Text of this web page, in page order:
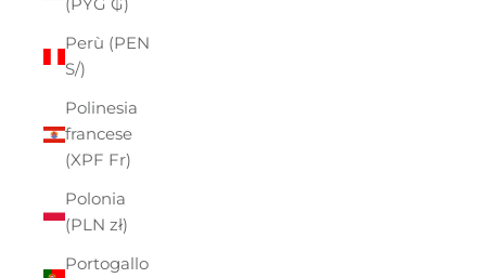
Perù (PEN
S/)
Polinesia
francese
(XPF Fr)
Polonia
(PLN zł)
Portogallo